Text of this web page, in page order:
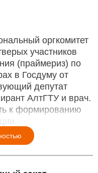
оргкомитет
участников
(праймериз) по
в Госдуму от
депутат
АлтГТУ и врач.
к формированию